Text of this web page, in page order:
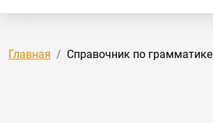
Главная Справочник по грамматике